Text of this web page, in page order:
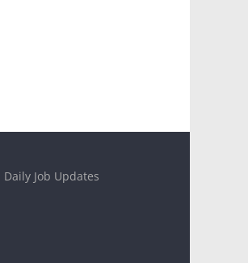
Daily Job Updates